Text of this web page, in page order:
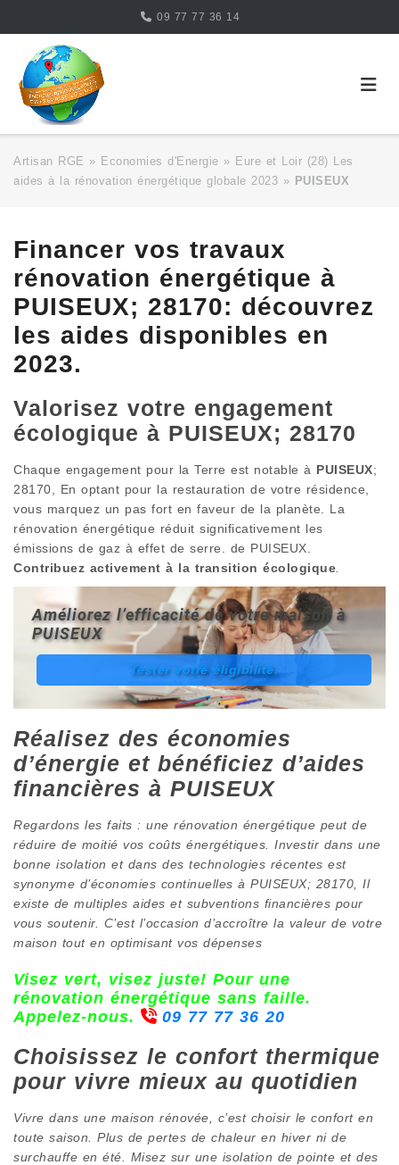
content
09 77 77 36 14
Artisan RGE » Economies d'Energie » Eure et Loir (28) Les
aides à la rénovation énergétique globale 2023 » PUISEUX
Financer vos travaux
rénovation énergétique à
PUISEUX; 28170: découvrez
les aides disponibles en
2023.
Valorisez votre engagement
écologique à PUISEUX; 28170
Chaque engagement pour la Terre est notable à PUISEUX;
28170, En optant pour la restauration de votre résidence,
vous marquez un pas fort en faveur de la planète. La
rénovation énergétique réduit significativement les
émissions de gaz à effet de serre. de PUISEUX.
Contribuez activement à la transition écologique
Améliorez l’efficacité de votre maison à
PUISEUX
Tester votre éligibilité.
Réalisez des économies
d’énergie et bénéficiez d’aides
financières à PUISEUX
Regardons les faits : une rénovation énergétique peut de
réduire de moitié vos coûts énergétiques. Investir dans une
bonne isolation et dans des technologies récentes est
synonyme d’économies continuelles à PUISEUX; 28170, Il
existe de multiples aides et subventions financières pour
vous soutenir. C’est l’occasion d’accroître la valeur de votre
maison tout en optimisant vos dépenses
Visez vert, visez juste! Pour une
rénovation énergétique sans faille.
Appelez-nous.
09 77 77 36 20
Choisissez le confort thermique
pour vivre mieux au quotidien
Vivre dans une maison rénovée, c’est choisir le confort en
toute saison. Plus de pertes de chaleur en hiver ni de
surchauffe en été. Misez sur une isolation de pointe et des